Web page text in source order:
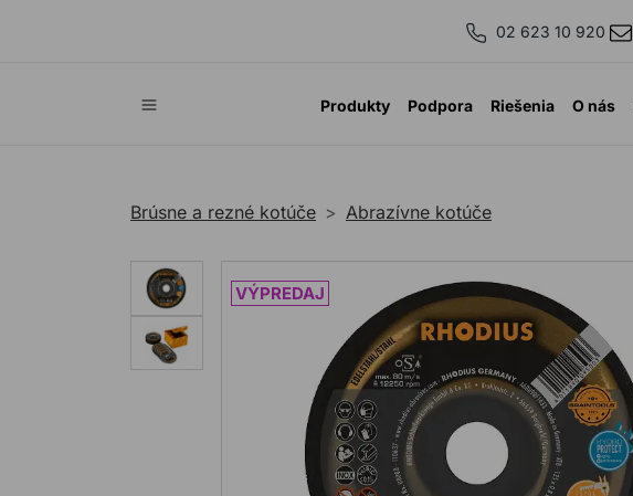
02 623 10 920
Produkty Podpora Riešenia O nás
Brúsne a rezné kotúče Abrazívne kotúče